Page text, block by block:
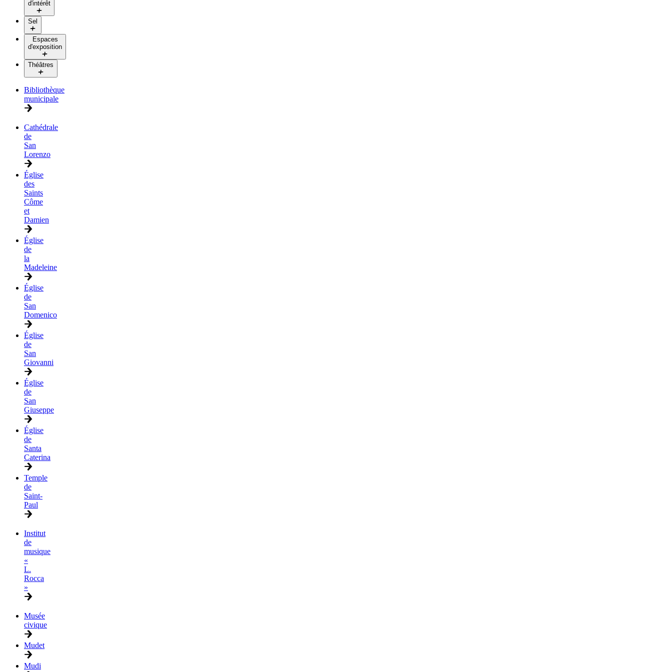
d'intérêt
Sel
Espaces
d'exposition
Théâtres
Bibliothèque
municipale
Cathédrale
de
San
Lorenzo
Église
des
Saints
Côme
et
Damien
Église
de
la
Madeleine
Église
de
San
Domenico
Église
de
San
Giovanni
Église
de
San
Giuseppe
Église
de
Santa
Caterina
Temple
de
Saint-
Paul
Institut
de
musique
«
L.
Rocca
»
Musée
civique
Mudet
Mudi